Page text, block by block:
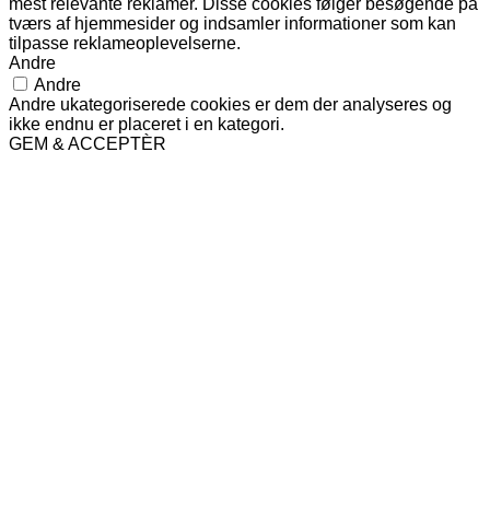
mest relevante reklamer. Disse cookies følger besøgende på
tværs af hjemmesider og indsamler informationer som kan
tilpasse reklameoplevelserne.
Andre
Andre
Andre ukategoriserede cookies er dem der analyseres og
ikke endnu er placeret i en kategori.
GEM & ACCEPTÈR